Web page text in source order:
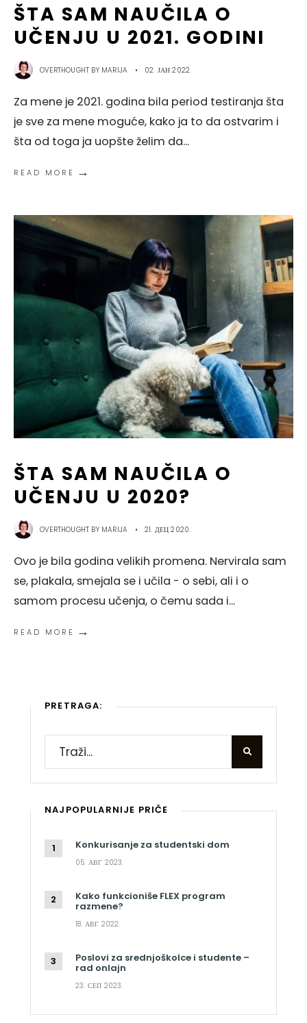
ŠTA SAM NAUČILA O
UČENJU U 2021. GODINI
OVERTHOUGHT BY MARIJA • 02. ЈАН 2022.
Za mene je 2021. godina bila period testiranja šta
je sve za mene moguće, kako ja to da ostvarim i
šta od toga ja uopšte želim da...
READ MORE →
ŠTA SAM NAUČILA O
UČENJU U 2020?
OVERTHOUGHT BY MARIJA • 21. ДЕЦ 2020.
Ovo je bila godina velikih promena. Nervirala sam
se, plakala, smejala se i učila - o sebi, ali i o
samom procesu učenja, o čemu sada i...
READ MORE →
PRETRAGA:
NAJPOPULARNIJE PRIČE
Konkurisanje za studentski dom
05. АВГ 2023.
Kako funkcioniše FLEX program
razmene?
18. АВГ 2022.
Poslovi za srednjoškolce i studente –
rad onlajn
23. СЕП 2023.